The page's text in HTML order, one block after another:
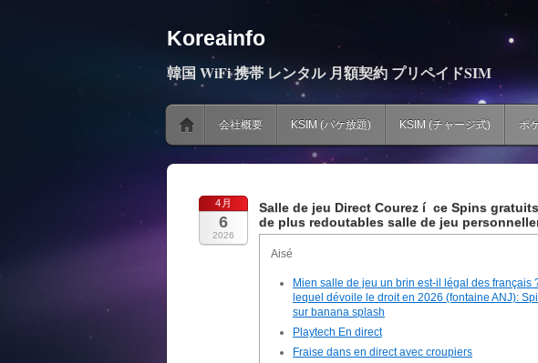
Koreainfo
韓国 WiFi 携帯 レンタル 月額契約 プリペイドSIM
会社概要 KSIM (パケ放題) KSIM (チャージ式) ポ
4月
6
2026
Salle de jeu Direct Courez í ce Spins
de plus redoutables salle de jeu
Aisé
Mien salle de jeu un brin est-il légal des français
lequel dévoile le droit en 2026 (fontaine ANJ):
sur banana splash
Playtech En direct
Fraise dans en direct avec croupiers